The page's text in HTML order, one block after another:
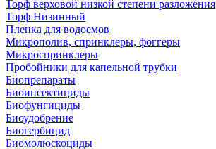
Торф верховой низкой степени разложения
Торф Низинный
Пленка для водоемов
Микрополив, спринклеры, фоггеры
Микроспринклеры
Пробойники для капельной трубки
Биопрепараты
Биоинсектициды
Биофунгициды
Биоудобрение
Биогербицид
Биомолюскоциды